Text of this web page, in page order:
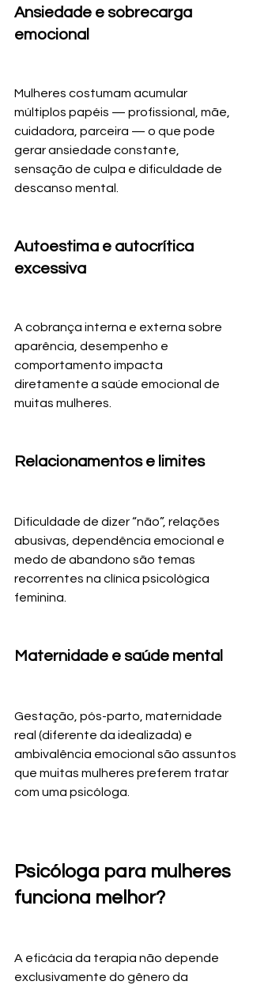
Ansiedade e sobrecarga
emocional
Mulheres costumam acumular
múltiplos papéis — profissional, mãe,
cuidadora, parceira — o que pode
gerar ansiedade constante,
sensação de culpa e dificuldade de
descanso mental.
Autoestima e autocrítica
excessiva
A cobrança interna e externa sobre
aparência, desempenho e
comportamento impacta
diretamente a saúde emocional de
muitas mulheres.
Relacionamentos e limites
Dificuldade de dizer “não”, relações
abusivas, dependência emocional e
medo de abandono são temas
recorrentes na clínica psicológica
feminina.
Maternidade e saúde mental
Gestação, pós-parto, maternidade
real (diferente da idealizada) e
ambivalência emocional são assuntos
que muitas mulheres preferem tratar
com uma psicóloga.
Psicóloga para mulheres
funciona melhor?
A eficácia da terapia não depende
exclusivamente do gênero da